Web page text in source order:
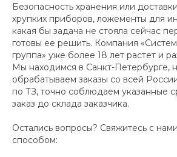
Безопасность хранения или
хрупких приборов, ложементы для
какая бы задача не стояла сейчас
готовы ее решить. Компания
группа» уже более 18 лет растет и
Мы находимся в Санкт-Петербурге,
обрабатываем заказы со всей
по ТЗ, точно соблюдаем указанные
заказ до склада заказчика.
Остались вопросы? Свяжитесь с
способом: